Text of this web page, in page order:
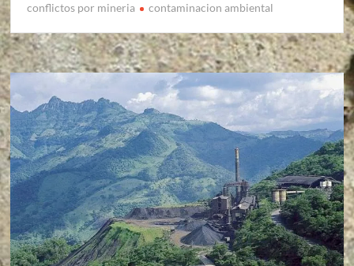
conflictos por mineria contaminacion ambiental